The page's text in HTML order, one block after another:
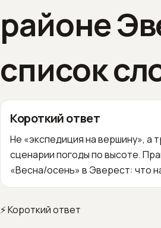
районе
список
Короткий ответ
Не «экспедиция на вершину», а
сценарии погоды по высоте.
«Весна/осень» в Эверест: что
⚡ Короткий ответ